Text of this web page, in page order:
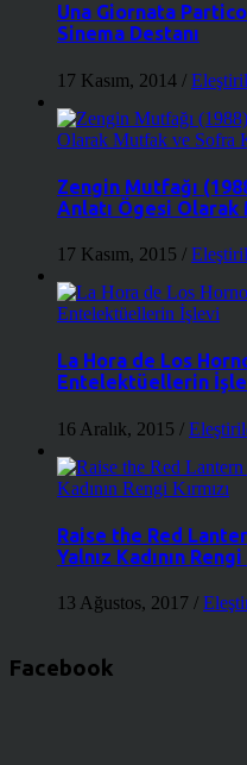
Una Giornata
Sinema Destanı
17 Kasım, 2014 /
Zengin Mutfağı
Anlatı Ögesi
17 Kasım, 2015 /
La Hora de Los
Entelektüellerin
16 Aralık, 2015 /
Raise the Red
Yalnız Kadının Rengi
13 Ağustos, 2017 /
Facebook